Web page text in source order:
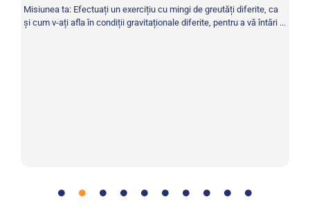
Misiunea ta: Efectuați un exercițiu cu mingi de greutăți diferite, ca
și cum v-ați afla în condiții gravitaționale diferite, pentru a vă întări ...